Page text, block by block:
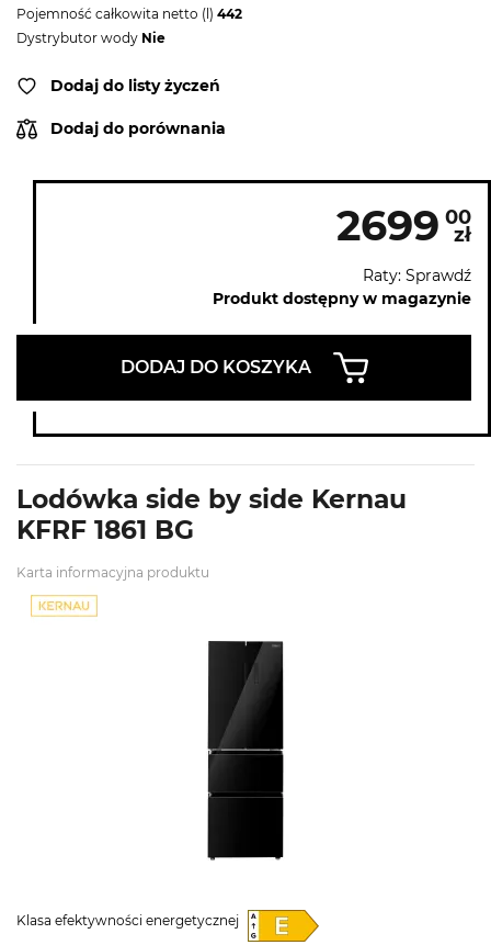
Pojemność całkowita netto (l) 442
Dystrybutor wody Nie
Dodaj do listy życzeń
Dodaj do porównania
2699 00
zł
Raty: Sprawdź
Produkt dostępny w magazynie
DODAJ DO KOSZYKA
Lodówka side by side Kernau
KFRF 1861 BG
Karta informacyjna produktu
Klasa efektywności energetycznej